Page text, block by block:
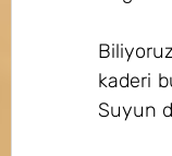
kaderi
Suyun